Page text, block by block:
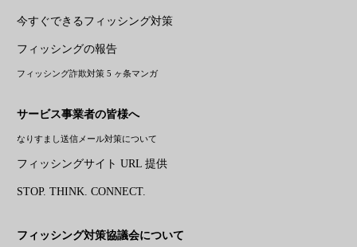
今すぐできるフィッシング対策
フィッシングの報告
フィッシング詐欺対策 5 ヶ条マンガ
サービス事業者の皆様へ
なりすまし送信メール対策について
フィッシングサイト URL 提供
STOP. THINK. CONNECT.
フィッシング対策協議会について